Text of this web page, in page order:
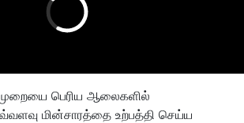
பெரிய ஆலைகளில்
மின்சாரத்தை உற்பத்தி செய்ய